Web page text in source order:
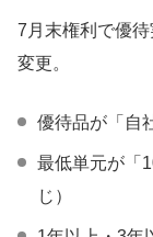
7月末権利で優
変更。
優待品が「自
最低単元が「
じ）